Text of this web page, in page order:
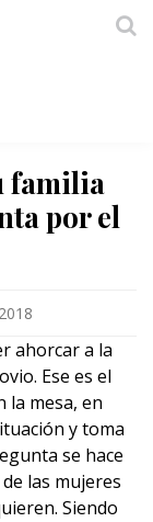
familia
por el
ahorcar a la
Ese es el
la mesa, en
y toma
se hace
las mujeres
Siendo